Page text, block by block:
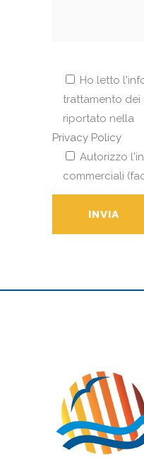
Ho letto
trattamento
riportato nella
Privacy Policy
Autorizzo
commerciali